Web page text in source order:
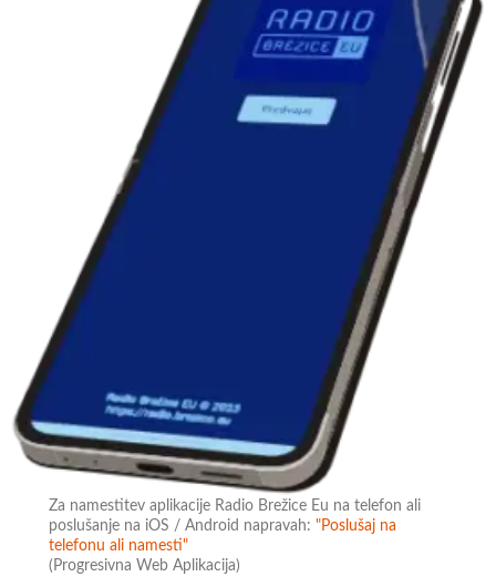
Za namestitev aplikacije Radio Brežice Eu na telefon ali
poslušanje na iOS / Android napravah:"Poslušaj na
telefonu ali namesti"
(Progresivna Web Aplikacija)